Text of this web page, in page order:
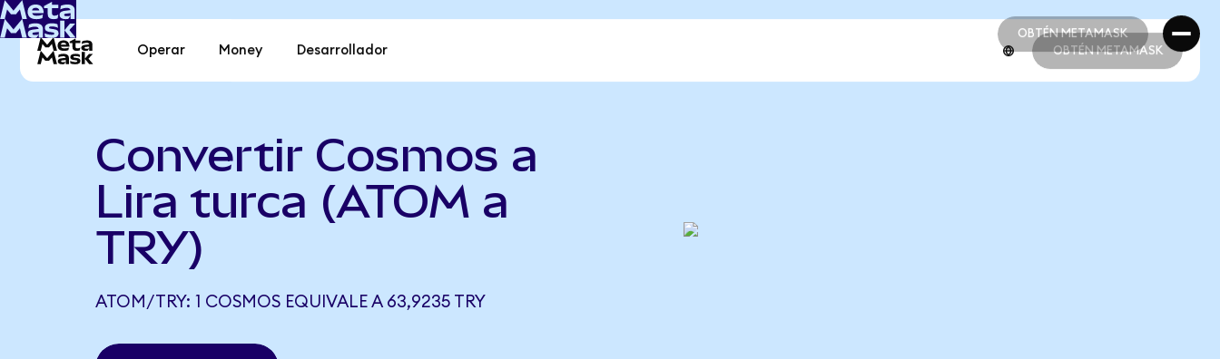
OBTÉN METAMASK
OBTÉN METAMASK
Operar Money Desarrollador OBTÉN METAMASK
Convertir Cosmos a
Lira turca (ATOM a
TRY)
ATOM/TRY: 1 COSMOS EQUIVALE A 63,9235 TRY